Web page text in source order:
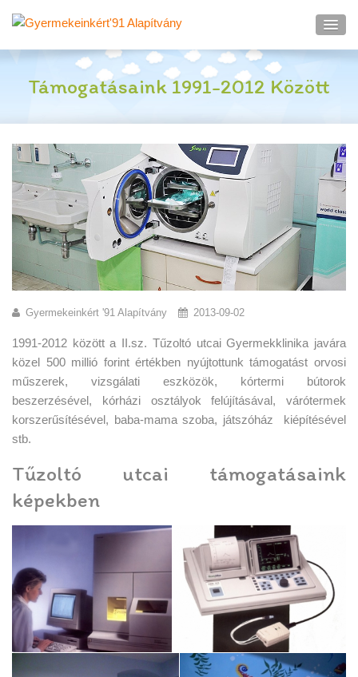
Támogatásaink 1991-2012 Között
Gyermekeinkért '91 Alapítvány 2013-09-02
1991-2012 között a II.sz. Tűzoltó utcai Gyermekklinika javára
közel 500 millió forint értékben nyújtottunk támogatást orvosi
műszerek, vizsgálati eszközök, kórtermi bútorok
beszerzésével, kórházi osztályok felújításával, várótermek
korszerűsítésével, baba-mama szoba, játszóház kiépítésével
stb.
Tűzoltó utcai támogatásaink
képekben